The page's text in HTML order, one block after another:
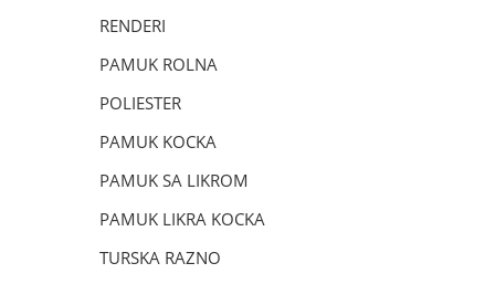
RENDERI
PAMUK ROLNA
POLIESTER
PAMUK KOCKA
PAMUK SA LIKROM
PAMUK LIKRA KOCKA
TURSKA RAZNO